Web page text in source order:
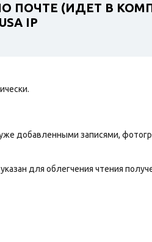
ПОЧТЕ (ИДЕТ В
IP
добавленными записями,
для облегчения чтения